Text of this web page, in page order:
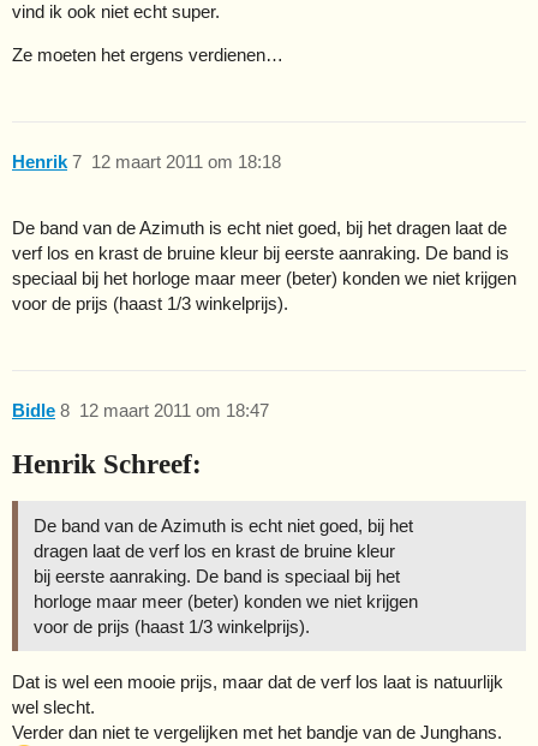
vind ik ook niet echt super.
Ze moeten het ergens verdienen…
Henrik 12 maart 2011 om 18:18
7
De band van de Azimuth is echt niet goed, bij het dragen laat de
verf los en krast de bruine kleur bij eerste aanraking. De band is
speciaal bij het horloge maar meer (beter) konden we niet krijgen
voor de prijs (haast 1/3 winkelprijs).
Bidle 12 maart 2011 om 18:47
8
Henrik Schreef:
De band van de Azimuth is echt niet goed, bij het
dragen laat de verf los en krast de bruine kleur
bij eerste aanraking. De band is speciaal bij het
horloge maar meer (beter) konden we niet krijgen
voor de prijs (haast 1/3 winkelprijs).
Dat is wel een mooie prijs, maar dat de verf los laat is natuurlijk
wel slecht.
Verder dan niet te vergelijken met het bandje van de Junghans.